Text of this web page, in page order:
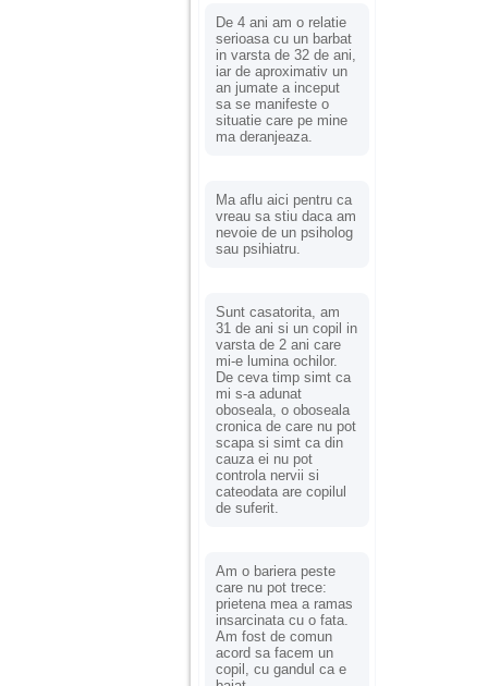
serioasa cu un barbat
in varsta de 32 de ani,
iar de aproximativ un
an jumate a inceput
sa se manifeste o
situatie care pe mine
ma deranjeaza.
vreau sa stiu daca am
nevoie de un psiholog
sau psihiatru.
31 de ani si un copil in
varsta de 2 ani care
mi-e lumina ochilor.
De ceva timp simt ca
mi s-a adunat
oboseala, o oboseala
cronica de care nu pot
scapa si simt ca din
cauza ei nu pot
controla nervii si
cateodata are copilul
de suferit.
care nu pot trece:
prietena mea a ramas
insarcinata cu o fata.
Am fost de comun
acord sa facem un
copil, cu gandul ca e
baiat.